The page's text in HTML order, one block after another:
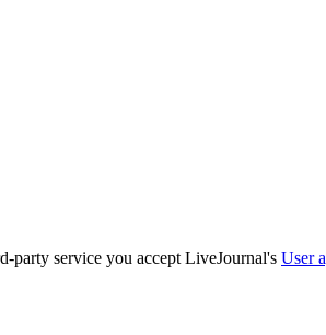
party service you accept LiveJournal's User